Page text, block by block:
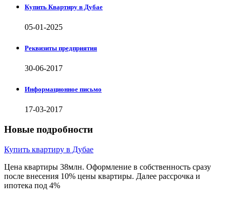
Купить Квартиру в Дубае
05-01-2025
Реквизиты предприятия
30-06-2017
Информационное письмо
17-03-2017
Новые подробности
Купить квартиру в Дубае
Цена квартиры 38млн. Оформление в собственность сразу
после внесения 10% цены квартиры. Далее рассрочка и
ипотека под 4%